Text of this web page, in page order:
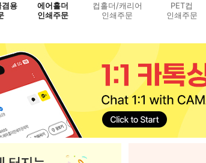
용
에어홀더
인쇄주문
컵홀더/캐리어
인쇄주문
PET컵
인쇄주문